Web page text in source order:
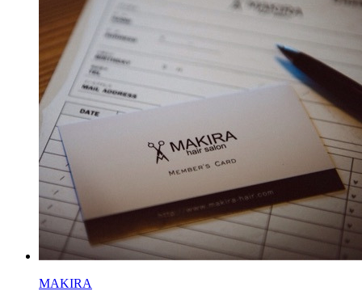
MAKIRA